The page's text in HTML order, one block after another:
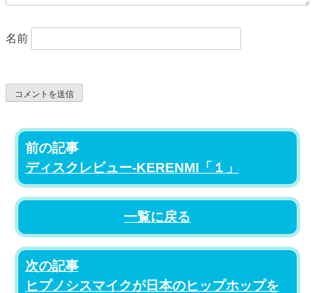
名前
前の記事
ディスクレビュー-KERENMI「１」
一覧に戻る
次の記事
ヒプノシスマイクが日本のヒップホップを